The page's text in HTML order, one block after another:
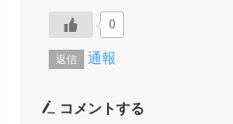
0
返信 通報
コメントする